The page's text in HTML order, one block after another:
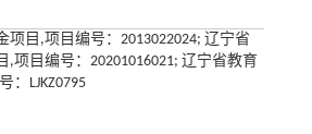
项目,项目编号：2013022024; 辽宁省
,项目编号：20201016021; 辽宁省教育
：LJKZ0795